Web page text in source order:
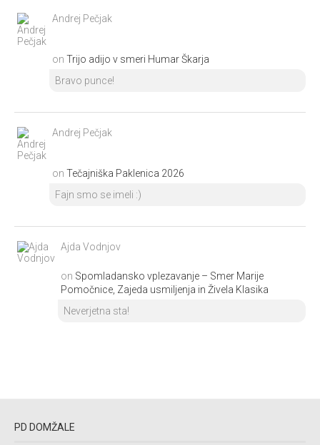
Andrej Pečjak
on Trijo adijo v smeri Humar Škarja
Bravo punce!
Andrej Pečjak
on Tečajniška Paklenica 2026
Fajn smo se imeli :)
Ajda Vodnjov
on Spomladansko vplezavanje – Smer Marije
Pomočnice, Zajeda usmiljenja in Živela Klasika
Neverjetna sta!
PD DOMŽALE